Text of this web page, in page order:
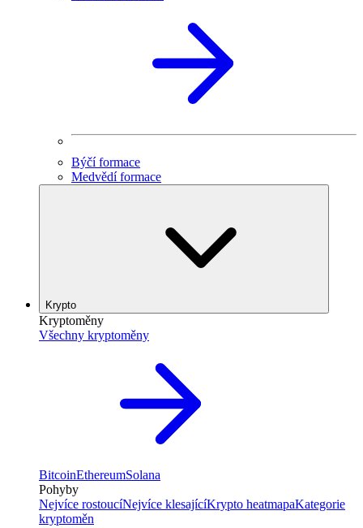
Býčí formace
Medvědí formace
Krypto
Kryptoměny
Všechny kryptoměny
BitcoinEthereumSolana
Pohyby
Nejvíce rostoucíNejvíce klesajícíKrypto heatmapaKategorie
kryptoměn